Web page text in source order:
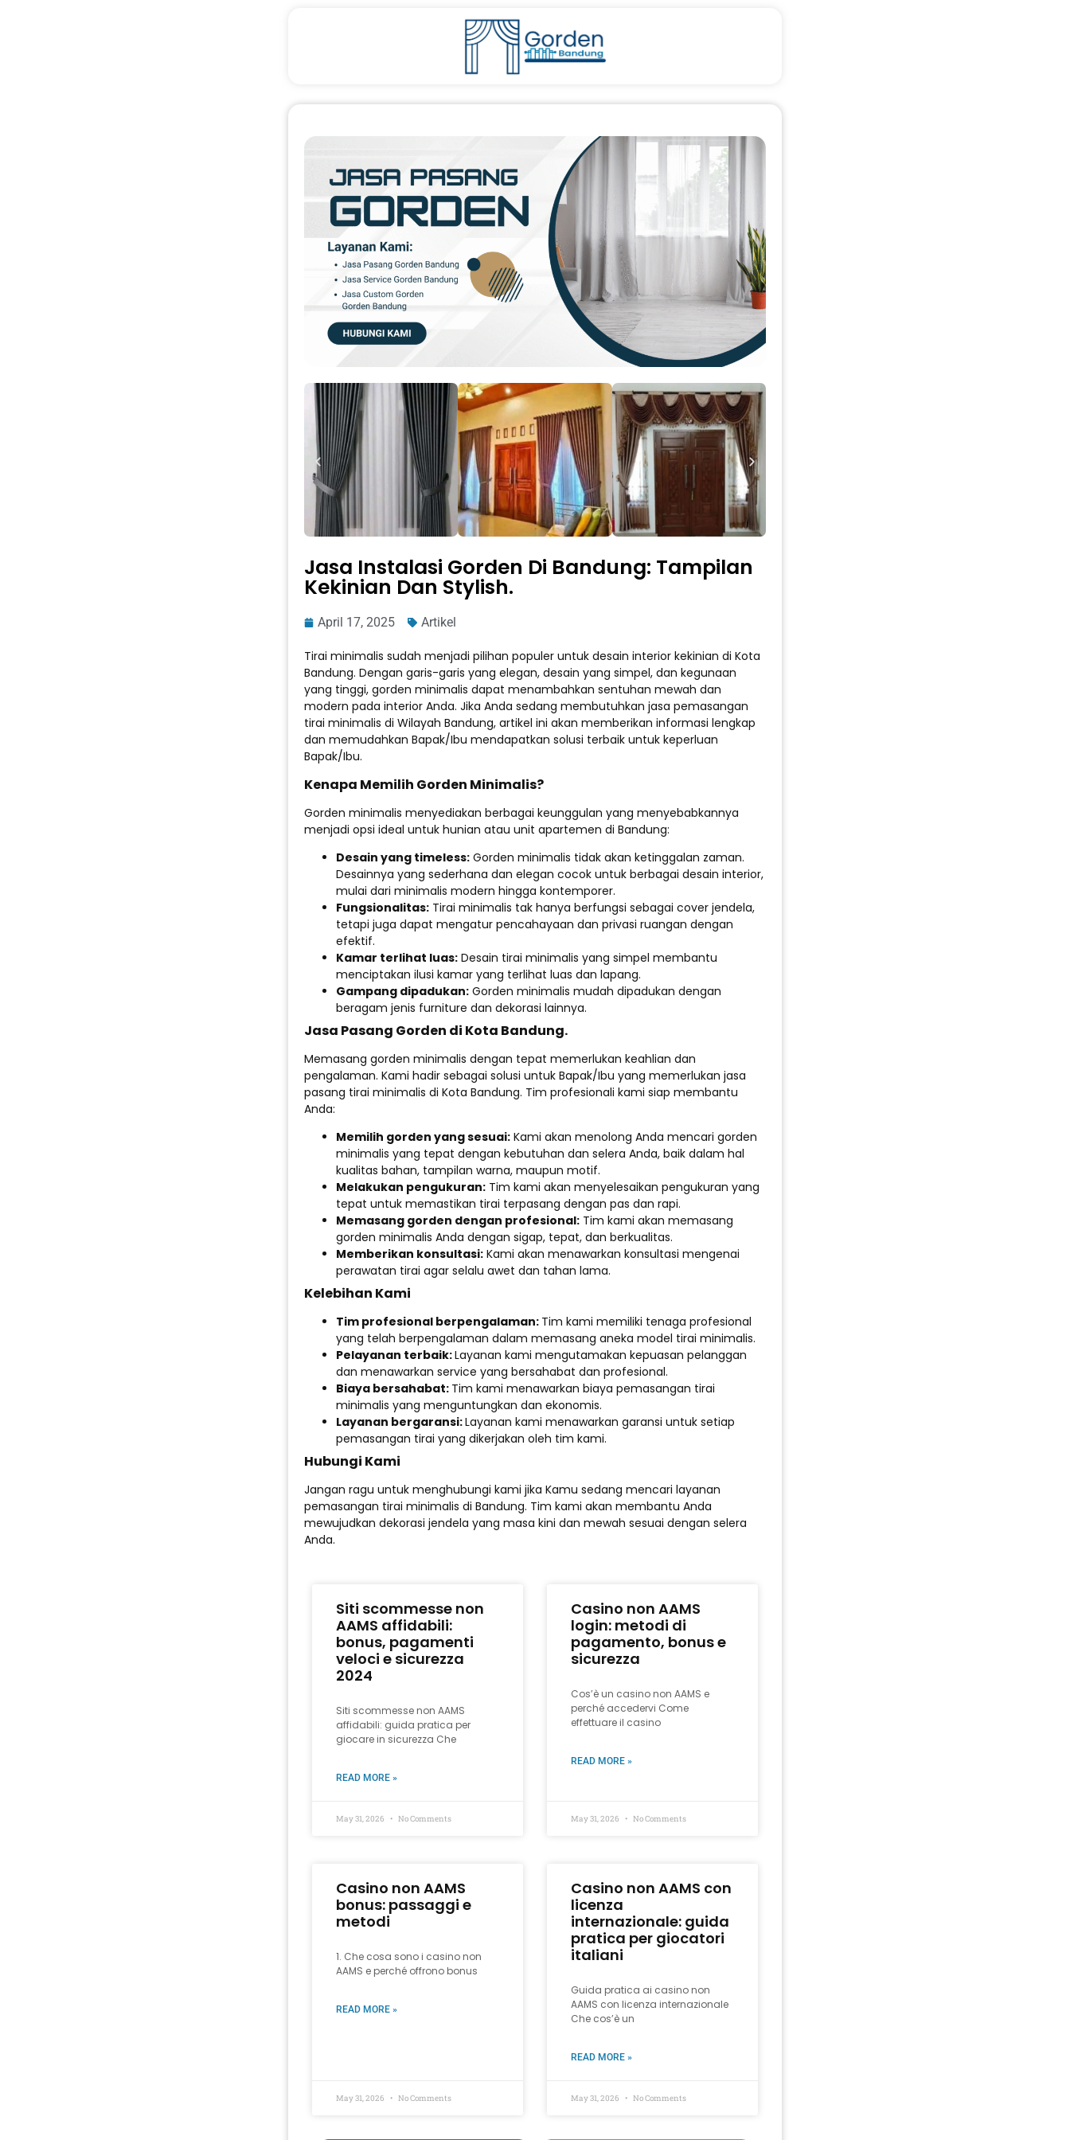
Jasa Instalasi Gorden Di Bandung: Tampilan
Kekinian Dan Stylish.
April 17, 2025 Artikel
Tirai minimalis sudah menjadi pilihan populer untuk desain interior kekinian di Kota
Bandung. Dengan garis-garis yang elegan, desain yang simpel, dan kegunaan
yang tinggi, gorden minimalis dapat menambahkan sentuhan mewah dan
modern pada interior Anda. Jika Anda sedang membutuhkan jasa pemasangan
tirai minimalis di Wilayah Bandung, artikel ini akan memberikan informasi lengkap
dan memudahkan Bapak/Ibu mendapatkan solusi terbaik untuk keperluan
Bapak/Ibu.
Kenapa Memilih Gorden Minimalis?
Gorden minimalis menyediakan berbagai keunggulan yang menyebabkannya
menjadi opsi ideal untuk hunian atau unit apartemen di Bandung:
Desain yang timeless: Gorden minimalis tidak akan ketinggalan zaman.
Desainnya yang sederhana dan elegan cocok untuk berbagai desain interior,
mulai dari minimalis modern hingga kontemporer.
Fungsionalitas: Tirai minimalis tak hanya berfungsi sebagai cover jendela,
tetapi juga dapat mengatur pencahayaan dan privasi ruangan dengan
efektif.
Kamar terlihat luas: Desain tirai minimalis yang simpel membantu
menciptakan ilusi kamar yang terlihat luas dan lapang.
Gampang dipadukan: Gorden minimalis mudah dipadukan dengan
beragam jenis furniture dan dekorasi lainnya.
Jasa Pasang Gorden di Kota Bandung.
Memasang gorden minimalis dengan tepat memerlukan keahlian dan
pengalaman. Kami hadir sebagai solusi untuk Bapak/Ibu yang memerlukan jasa
pasang tirai minimalis di Kota Bandung. Tim profesionali kami siap membantu
Anda:
Memilih gorden yang sesuai: Kami akan menolong Anda mencari gorden
minimalis yang tepat dengan kebutuhan dan selera Anda, baik dalam hal
kualitas bahan, tampilan warna, maupun motif.
Melakukan pengukuran: Tim kami akan menyelesaikan pengukuran yang
tepat untuk memastikan tirai terpasang dengan pas dan rapi.
Memasang gorden dengan profesional: Tim kami akan memasang
gorden minimalis Anda dengan sigap, tepat, dan berkualitas.
Memberikan konsultasi: Kami akan menawarkan konsultasi mengenai
perawatan tirai agar selalu awet dan tahan lama.
Kelebihan Kami
Tim profesional berpengalaman: Tim kami memiliki tenaga profesional
yang telah berpengalaman dalam memasang aneka model tirai minimalis.
Pelayanan terbaik:Layanan kami mengutamakan kepuasan pelanggan
dan menawarkan service yang bersahabat dan profesional.
Biaya bersahabat: Tim kami menawarkan biaya pemasangan tirai
minimalis yang menguntungkan dan ekonomis.
Layanan bergaransi:Layanan kami menawarkan garansi untuk setiap
pemasangan tirai yang dikerjakan oleh tim kami.
Hubungi Kami
Jangan ragu untuk menghubungi kami jika Kamu sedang mencari layanan
pemasangan tirai minimalis di Bandung. Tim kami akan membantu Anda
mewujudkan dekorasi jendela yang masa kini dan mewah sesuai dengan selera
Anda.
Siti scommesse non
AAMS affidabili:
bonus, pagamenti
veloci e sicurezza
2024
Siti scommesse non AAMS
affidabili: guida pratica per
giocare in sicurezza Che
READ MORE »
May 31, 2026 No Comments
Casino non AAMS
login: metodi di
pagamento, bonus e
sicurezza
Cos’è un casino non AAMS e
perché accedervi Come
effettuare il casino
READ MORE »
May 31, 2026 No Comments
Casino non AAMS
bonus: passaggi e
metodi
1. Che cosa sono i casino non
AAMS e perché offrono bonus
READ MORE »
May 31, 2026 No Comments
Casino non AAMS con
licenza
internazionale: guida
pratica per giocatori
italiani
Guida pratica ai casino non
AAMS con licenza internazionale
Che cos’è un
READ MORE »
May 31, 2026 No Comments